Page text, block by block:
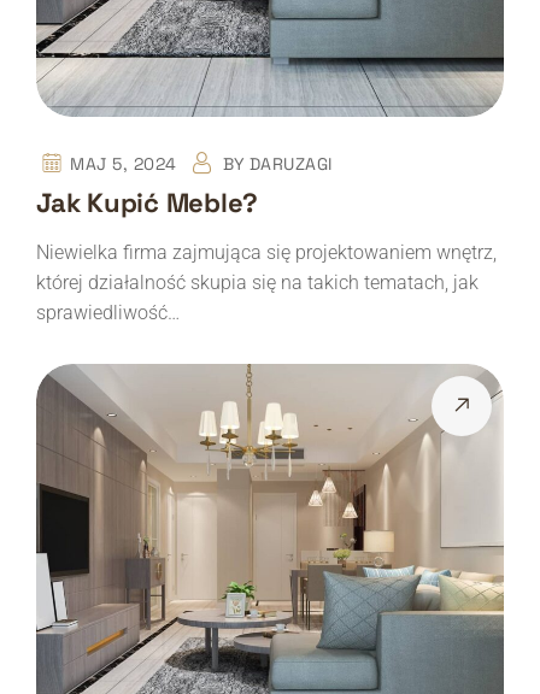
MAJ 5, 2024 BY DARUZAGI
Jak Kupić Meble?
Niewielka firma zajmująca się projektowaniem wnętrz,
której działalność skupia się na takich tematach, jak
sprawiedliwość…